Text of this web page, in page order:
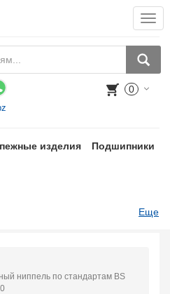
0
изделия Подшипники
Еще
ниппель по стандартам BS